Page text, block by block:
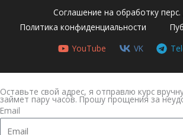
Соглашение на обработку
Политика конфиденциальности
YouTube
VK
Оставьте свой адрес, я отправлю курс
займет пару часов. Прошу прощения за
Email